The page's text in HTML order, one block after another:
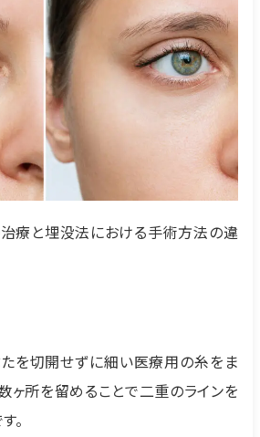
療と埋没法における手術方法の違
たを切開せずに細い医療用の糸をま
ヶ所を留めることで二重のラインを
。